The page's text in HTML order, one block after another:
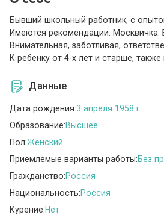
Бывший школьный работник, с
Имеются рекомендации. Москвичка.
Внимательная, заботливая,
К ребенку от 4-х лет и старше, также
Данные
Дата рождения:3 апреля 1958 г.
Образование:Высшее
Пол:Женский
Приемлемые варианты работы:Без
Гражданство:Россия
Национальность:Россия
Курение:Нет